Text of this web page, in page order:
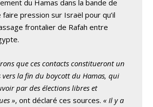
du Hamas dans la bande de
faire pression sur Israël pour qu’il
frontalier de Rafah entre
que ces contacts constitueront un
vers la fin du boycott du Hamas, qui
par des élections libres et
», ont déclaré ces sources.« Il y a